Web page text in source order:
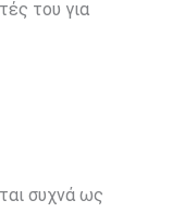
του για
συχνά ως